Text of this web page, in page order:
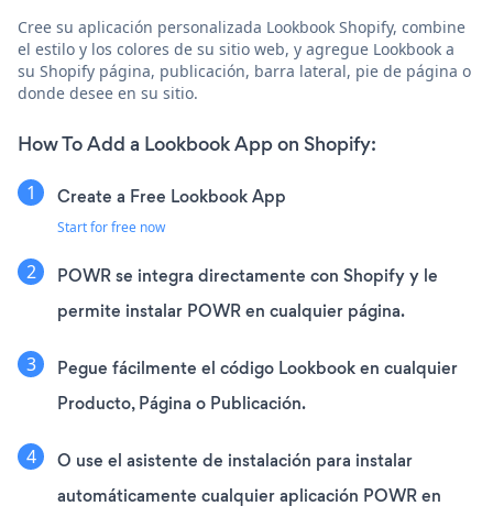
Cree su aplicación personalizada Lookbook Shopify, combine
el estilo y los colores de su sitio web, y agregue Lookbook a
su Shopify página, publicación, barra lateral, pie de página o
donde desee en su sitio.
How To Add a Lookbook App on Shopify:
Create a Free Lookbook App
Start for free now
POWR se integra directamente con Shopify y le
permite instalar POWR en cualquier página.
Pegue fácilmente el código Lookbook en cualquier
Producto, Página o Publicación.
O use el asistente de instalación para instalar
automáticamente cualquier aplicación POWR en